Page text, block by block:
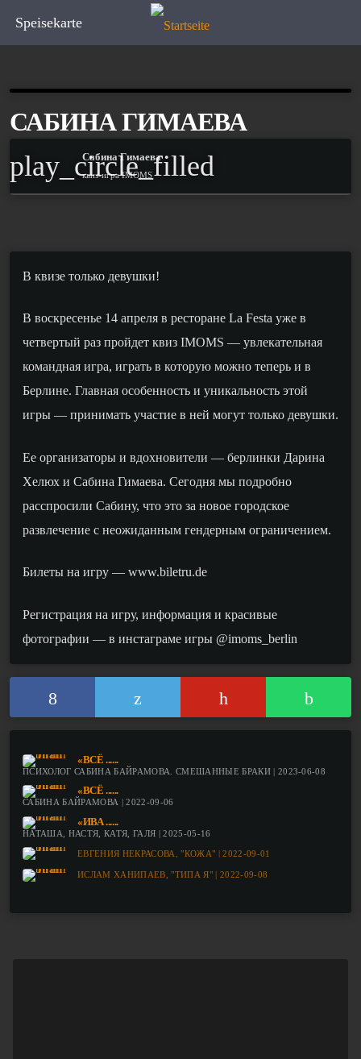
Speisekarte
САБИНА ГИМАЕВА
play_circle_filled
Сабина Гимаева
квиз-игра IMOMS
В квизе только девушки!
В воскресенье 14 апреля в ресторане La Festa уже в
четвертый раз пройдет квиз IMOMS — увлекательная
командная игра, играть в которую можно теперь и в
Берлине. Главная особенность и уникальность этой
игры — принимать участие в ней могут только девушки.
Ее организаторы и вдохновители — берлинки Дарина
Хелюх и Сабина Гимаева. Сегодня мы подробно
расспросили Сабину, что это за новое городское
развлечение с неожиданным гендерным ограничением.
Билеты на игру — www.biletru.de
Регистрация на игру, информация и красивые
фотографии — в инстаграме игры @imoms_berlin
«ВСЁ ......
ПСИХОЛОГ САБИНА БАЙРАМОВА. СМЕШАННЫЕ БРАКИ | 2023-06-08
«ВСЁ ......
САБИНА БАЙРАМОВА | 2022-09-06
«ИВА ......
НАТАША, НАСТЯ, КАТЯ, ГАЛЯ | 2025-05-16
ЕВГЕНИЯ НЕКРАСОВА, "КОЖА" | 2022-09-01
ИСЛАМ ХАНИПАЕВ, "ТИПА Я" | 2022-09-08